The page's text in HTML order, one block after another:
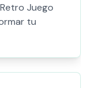
Juego
tu